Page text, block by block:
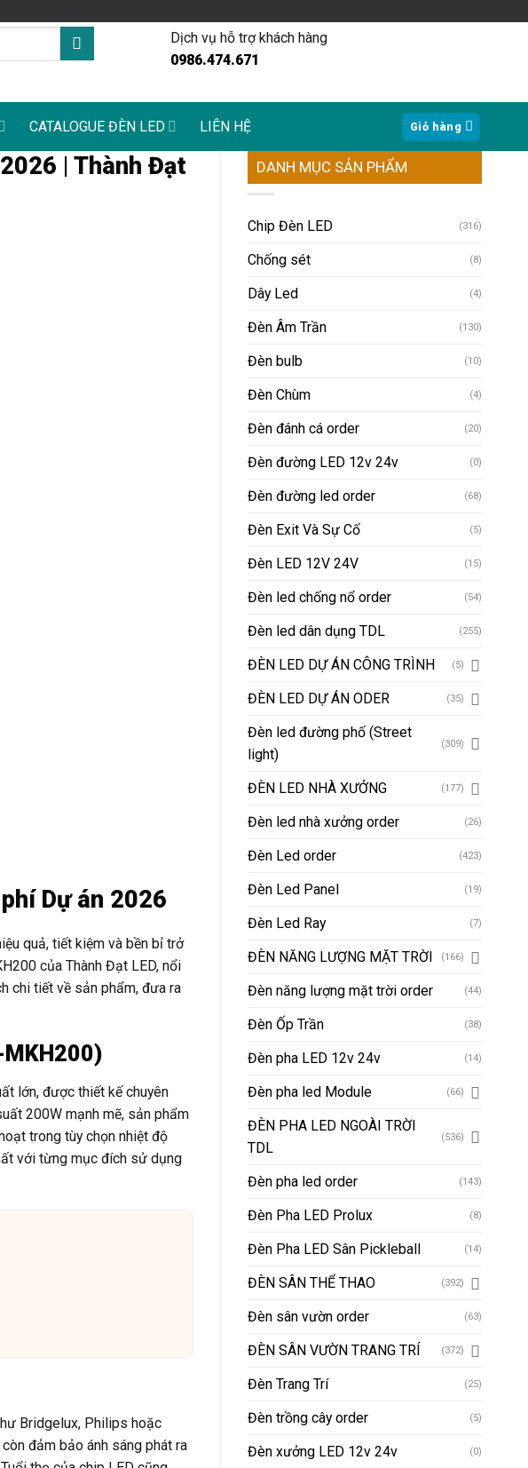
Dịch vụ hỗ trợ khách hàng
0986.474.671
CATALOGUE ĐÈN LED LIÊN HỆ Giỏ hàng
| Thành Đạt
Dự án 2026
quả, tiết kiệm và bền bỉ trở
của Thành Đạt LED, nổi
chi tiết về sản phẩm, đưa ra
MKH200)
lớn, được thiết kế chuyên
200W mạnh mẽ, sản phẩm
trong tùy chọn nhiệt độ
với từng mục đích sử dụng
Bridgelux, Philips hoặc
đảm bảo ánh sáng phát ra
DANH MỤC SẢN PHẨM
Chip Đèn LED (316)
Chống sét (8)
Dây Led (4)
Đèn Âm Trần (130)
Đèn bulb (10)
Đèn Chùm (4)
Đèn đánh cá order (20)
Đèn đường LED 12v 24v (0)
Đèn đường led order (68)
Đèn Exit Và Sự Cố (5)
Đèn LED 12V 24V (15)
Đèn led chống nổ order (54)
Đèn led dân dụng TDL (255)
ĐÈN LED DỰ ÁN CÔNG TRÌNH (5)
ĐÈN LED DỰ ÁN ODER (35)
Đèn led đường phố (Street
light)
(309)
ĐÈN LED NHÀ XƯỞNG (177)
Đèn led nhà xưởng order (26)
Đèn Led order (423)
Đèn Led Panel (19)
Đèn Led Ray (7)
ĐÈN NĂNG LƯỢNG MẶT TRỜI (166)
Đèn năng lượng mặt trời order (44)
Đèn Ốp Trần (38)
Đèn pha LED 12v 24v (14)
Đèn pha led Module (66)
ĐÈN PHA LED NGOÀI TRỜI
TDL
(536)
Đèn pha led order (143)
Đèn Pha LED Prolux (8)
Đèn Pha LED Sân Pickleball (14)
ĐÈN SÂN THỂ THAO (392)
Đèn sân vườn order (63)
ĐÈN SÂN VƯỜN TRANG TRÍ (372)
Đèn Trang Trí (25)
Đèn trồng cây order (5)
Đèn xưởng LED 12v 24v (0)